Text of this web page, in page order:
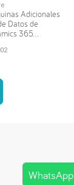
Adicionales
Datos de
365...
WhatsApp